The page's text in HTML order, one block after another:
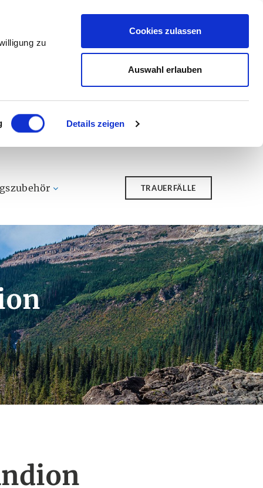
zu
Details zeigen
Cookies zulassen
Auswahl erlauben
TRAUERFÄLLE